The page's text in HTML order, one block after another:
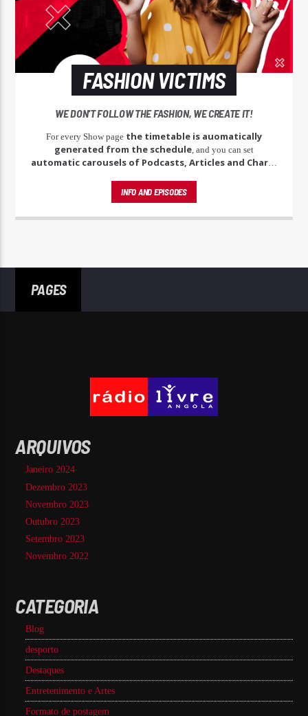
FASHION VICTIMS
WE DON'T FOLLOW THE FASHION, WE CREATE IT!
For every Show page the timetable is auomatically
generated from the schedule , and you can set
automatic carousels of Podcasts, Articles and Charts
mauris, auctor eget tellus nec, pellentesque varius mauris. Sed eu
congue nulla, et tincidunt justo. Aliquam semper faucibus odio id
varius. Suspendisse varius laoreet sodales.
INFO AND EPISODES
PAGES
ARQUIVOS
Janeiro 2024
Dezembro 2023
Novembro 2023
Outubro 2023
Setembro 2023
Novembro 2022
CATEGORIA
Blog
desporto
Destaques
Entretenimento e Artes
Formato de postagem